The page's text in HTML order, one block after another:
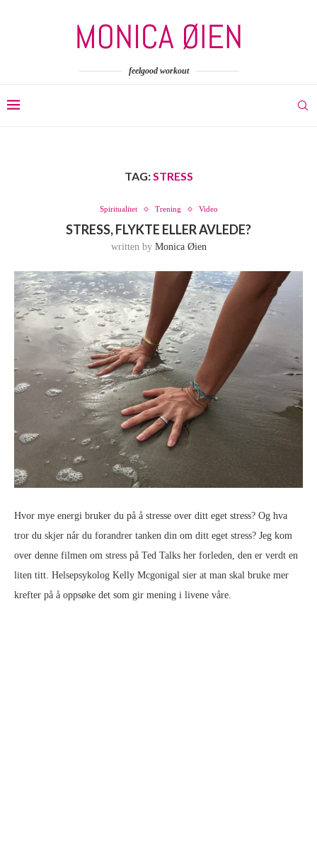
feelgood workout
TAG:STRESS
Spiritualitet Trening Video
STRESS, FLYKTE ELLER AVLEDE?
written by Monica Øien
Hvor mye energi bruker du på å stresse over ditt eget stress? Og hva
tror du skjer når du forandrer tanken din om ditt eget stress? Jeg kom
over denne filmen om stress på Ted Talks her forleden, den er verdt en
liten titt. Helsepsykolog Kelly Mcgonigal sier at man skal bruke mer
krefter på å oppsøke det som gir mening i livene våre.